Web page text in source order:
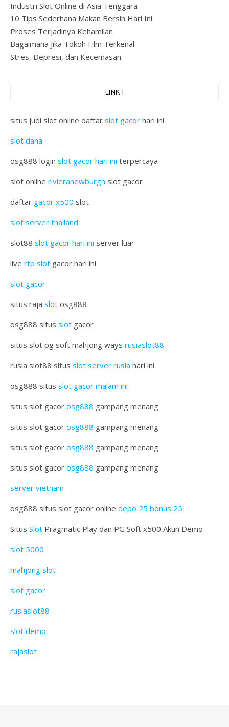
Industri Slot Online di Asia Tenggara
10 Tips Sederhana Makan Bersih Hari Ini
Proses Terjadinya Kehamilan
Bagaimana Jika Tokoh Film Terkenal
Stres, Depresi, dan Kecemasan
LINK 1
situs judi slot online daftar slot gacor hari ini
slot dana
osg888 login slot gacor hari ini terpercaya
slot online rivieranewburgh slot gacor
daftar gacor x500 slot
slot server thailand
slot88 slot gacor hari ini server luar
live rtp slot gacor hari ini
slot gacor
situs raja slot osg888
osg888 situs slot gacor
situs slot pg soft mahjong ways rusiaslot88
rusia slot88 situs slot server rusia hari ini
osg888 situs slot gacor malam ini
situs slot gacor osg888 gampang menang
situs slot gacor osg888 gampang menang
situs slot gacor osg888 gampang menang
situs slot gacor osg888 gampang menang
server vietnam
osg888 situs slot gacor online depo 25 bonus 25
Situs Slot Pragmatic Play dan PG Soft x500 Akun Demo
slot 5000
mahjong slot
slot gacor
rusiaslot88
slot demo
rajaslot